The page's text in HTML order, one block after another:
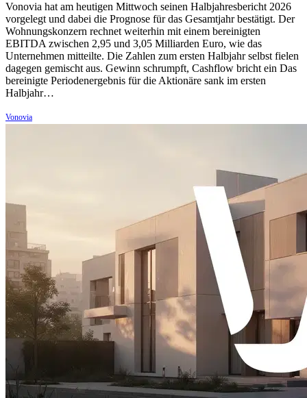
Vonovia hat am heutigen Mittwoch seinen Halbjahresbericht 2026
vorgelegt und dabei die Prognose für das Gesamtjahr bestätigt. Der
Wohnungskonzern rechnet weiterhin mit einem bereinigten
EBITDA zwischen 2,95 und 3,05 Milliarden Euro, wie das
Unternehmen mitteilte. Die Zahlen zum ersten Halbjahr selbst fielen
dagegen gemischt aus. Gewinn schrumpft, Cashflow bricht ein Das
bereinigte Periodenergebnis für die Aktionäre sank im ersten
Halbjahr…
Vonovia